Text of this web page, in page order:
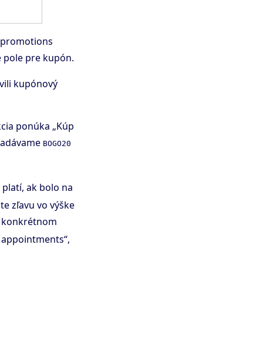
pole pre kupón.
kupónový
ponúka „Kúp
BOGO20
platí, ak bolo na
zľavu vo výške
konkrétnom